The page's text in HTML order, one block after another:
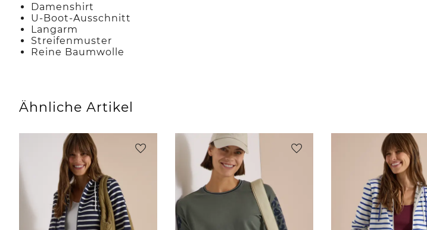
Damenshirt
U-Boot-Ausschnitt
Langarm
Streifenmuster
Reine Baumwolle
Ähnliche Artikel